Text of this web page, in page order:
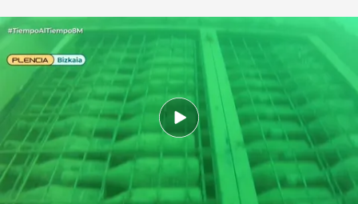
Las bodegas submarinas de vino tinto y blanco
Tiempo al Tiempo
08 MAY 2024 - 19:23h.
Se encuentran en la Bahía de Plentzia, en
Vizcaya, a unos kilómetros de la costa y a 20
metros de profundidad